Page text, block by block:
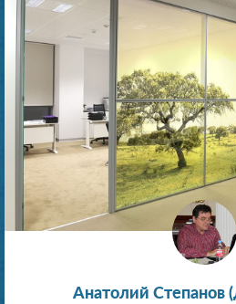
Анатолий Степанов